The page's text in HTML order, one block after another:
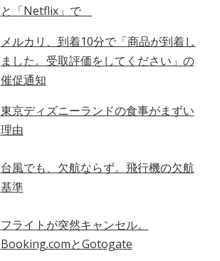
と「Netflix」で
メルカリ、到着10分で「商品が到着し
ました。受取評価をしてください」の
催促通知
東京ディズニーランドの食事がまずい
理由
台風でも、欠航ならず。飛行機の欠航
基準
フライトが突然キャンセル。
Booking.comとGotogate